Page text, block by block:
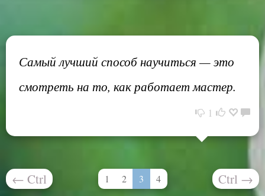
Самый лучший способ научиться — это
смотреть на то, как работает мастер.
1
← Ctrl 1 2 3 4 Ctrl →